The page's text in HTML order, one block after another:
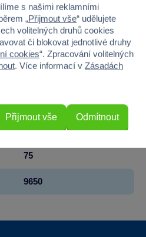
Krteček
3
90
110
75
9650
s našimi reklamními
„Přijmout vše“ udělujete
volitelných druhů cookies
či blokovat jednotlivé druhy
cookies“. Zpracování volitelných
. Více informací v Zásadách
Odmítnout
Přijmout vše